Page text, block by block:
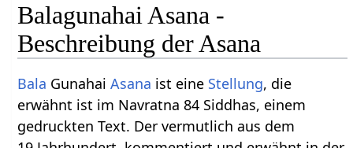
Balagunahai Asana -
Beschreibung der Asana
Bala GunahaiAsana ist eine Stellung, die
erwähnt ist im Navratna 84 Siddhas, einem
gedruckten Text. Der vermutlich aus dem